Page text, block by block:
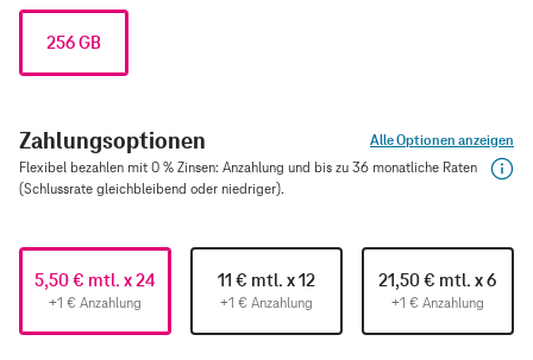
256 GB
Zahlungsoptionen
Alle Optionen anzeigen
Flexibel bezahlen mit 0 % Zinsen: Anzahlung und bis zu 36 monatliche Raten
(Schlussrate gleichbleibend oder niedriger).
5,50 € mtl. x 24
+1 € Anzahlung
11 € mtl. x 12
+1 € Anzahlung
21,50 € mtl. x 6
+1 € Anzahlung